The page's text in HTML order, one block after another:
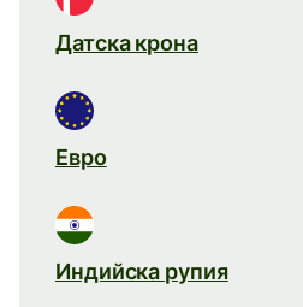
Датска крона
Евро
Индийска рупия